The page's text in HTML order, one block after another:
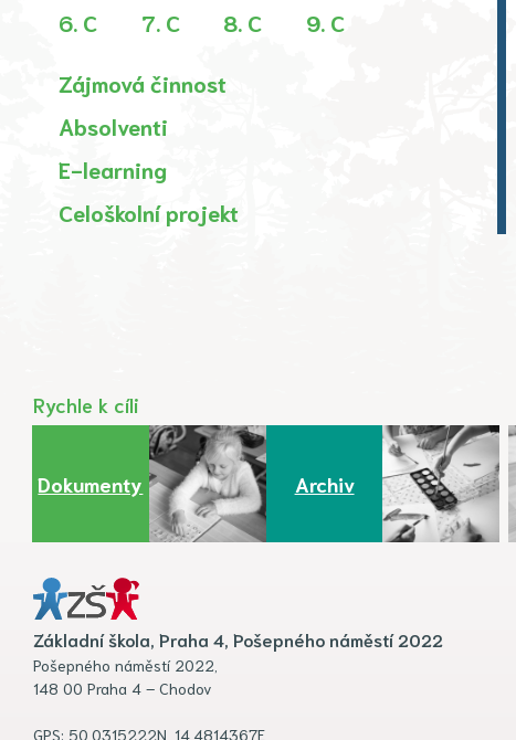
6. C
7. C
8. C
9. C
Zájmová činnost
Absolventi
E-learning
Celoškolní projekt
Rychle k cíli
Dokumenty Archiv
Základní škola, Praha 4, Pošepného náměstí 2022
Pošepného náměstí 2022,
148 00 Praha 4 – Chodov
GPS: 50.0315222N, 14.4814367E